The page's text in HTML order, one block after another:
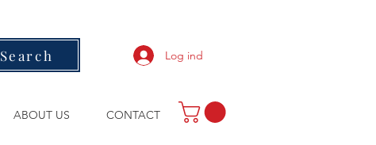
Search Log ind
ABOUT US CONTACT